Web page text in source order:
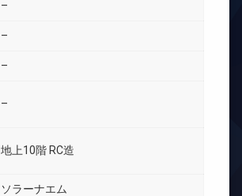
–
–
–
–
地上10階 RC造
ソラーナエム